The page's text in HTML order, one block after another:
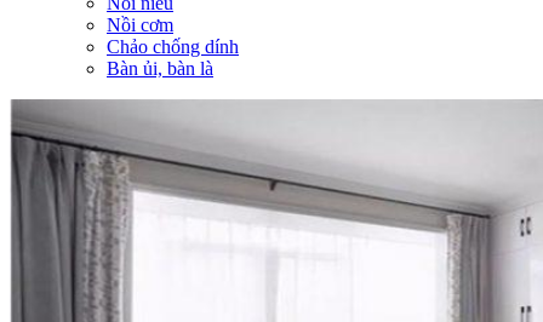
Nồi cơm
Chảo chống dính
Bàn ủi, bàn là